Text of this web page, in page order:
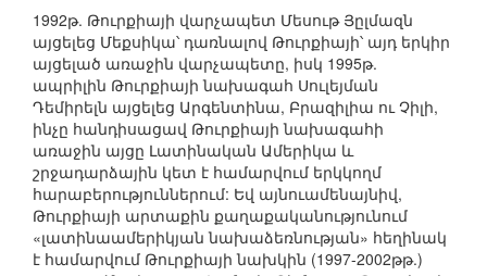
1992թ. Թուրքիայի վարչապետ Մեսութ Յըլմազն
այցելեց Մեքսիկա՝ դառնալով Թուրքիայի՝ այդ երկիր
այցելած առաջին վարչապետը, իսկ 1995թ.
ապրիլին Թուրքիայի նախագահ Սուլեյման
Դեմիրելն այցելեց Արգենտինա, Բրազիլիա ու Չիլի,
ինչը հանդիսացավ Թուրքիայի նախագահի
առաջին այցը Լատինական Ամերիկա և
շրջադարձային կետ է համարվում երկկողմ
հարաբերություններում: Եվ այնուամենայնիվ,
Թուրքիայի արտաքին քաղաքականությունում
«լատինաամերիկյան նախաձեռնության» հեղինակ
է համարվում Թուրքիայի նախկին (1997-2002թթ.)